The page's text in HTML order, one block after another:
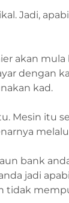
Jadi,
akan
dengan
kad.
Mesin itu
bank
jadi
tidak